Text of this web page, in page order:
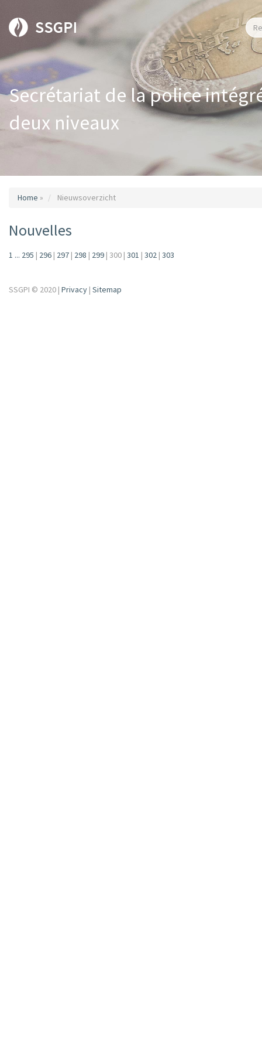
Secrétariat de la police
deux niveaux
Home » Nieuwsoverzicht
Nouvelles
1 ... 295 | 296 | 297 | 298 | 299 | 300 | 301 | 302 | 303
SSGPI © 2020 | Privacy | Sitemap